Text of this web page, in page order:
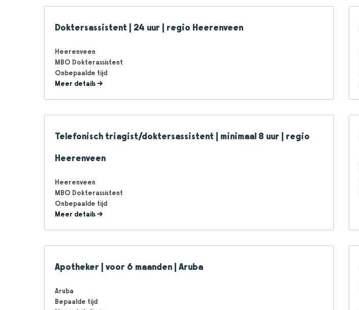
Doktersassistent | 24 uur | regio Heerenveen
Heerenveen
MBO Dokterassistent
Onbepaalde tijd
Meer details
Telefonisch triagist/doktersassistent | minimaal 8 uur | regio
Heerenveen
Heerenveen
MBO Dokterassistent
Onbepaalde tijd
Meer details
Apotheker | voor 6 maanden | Aruba
Aruba
Bepaalde tijd